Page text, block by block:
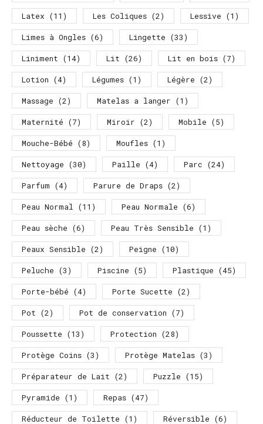
Latex (11) Les Coliques (2) Lessive (1)
Limes à Ongles (6) Lingette (33)
Liniment (14) Lit (26) Lit en bois (7)
Lotion (4) Légumes (1) Légère (2)
Massage (2) Matelas a langer (1)
Maternité (7) Miroir (2) Mobile (5)
Mouche-Bébé (8) Moufles (1)
Nettoyage (30) Paille (4) Parc (24)
Parfum (4) Parure de Draps (2)
Peau Normal (11) Peau Normale (6)
Peau sèche (6) Peau Très Sensible (1)
Peaux Sensible (2) Peigne (10)
Peluche (3) Piscine (5) Plastique (45)
Porte-bébé (4) Porte Sucette (2)
Pot (2) Pot de conservation (7)
Poussette (13) Protection (28)
Protège Coins (3) Protège Matelas (3)
Préparateur de Lait (2) Puzzle (15)
Pyramide (1) Repas (47)
Réducteur de Toilette (1) Réversible (6)